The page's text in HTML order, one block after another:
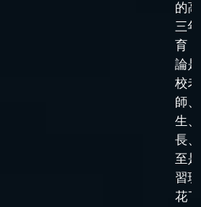
的
三
育
論
校老
師
生
長
至
習
花